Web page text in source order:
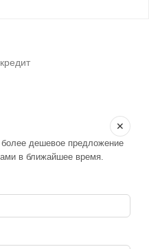
✕
дешевое предложение
в ближайшее время.